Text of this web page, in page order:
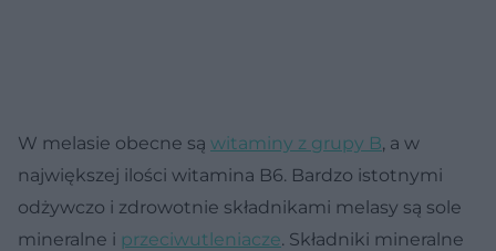
W melasie obecne są witaminy z grupy B, a w
największej ilości witamina B6. Bardzo istotnymi
odżywczo i zdrowotnie składnikami melasy są sole
mineralne i przeciwutleniacze. Składniki mineralne